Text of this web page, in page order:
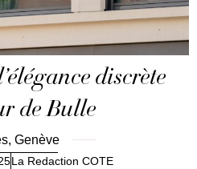
discrète
de Bulle
, Genève
La Redaction COTE